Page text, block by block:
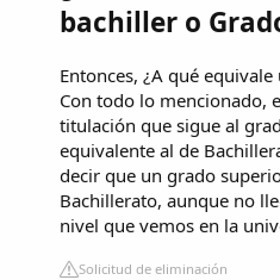
bachiller o
Entonces, ¿A qué
Con todo lo mencionado,
titulación que sigue al
equivalente al de
decir que un grado
Bachillerato, aunque no
nivel que vemos en la
Solicitud de eliminación